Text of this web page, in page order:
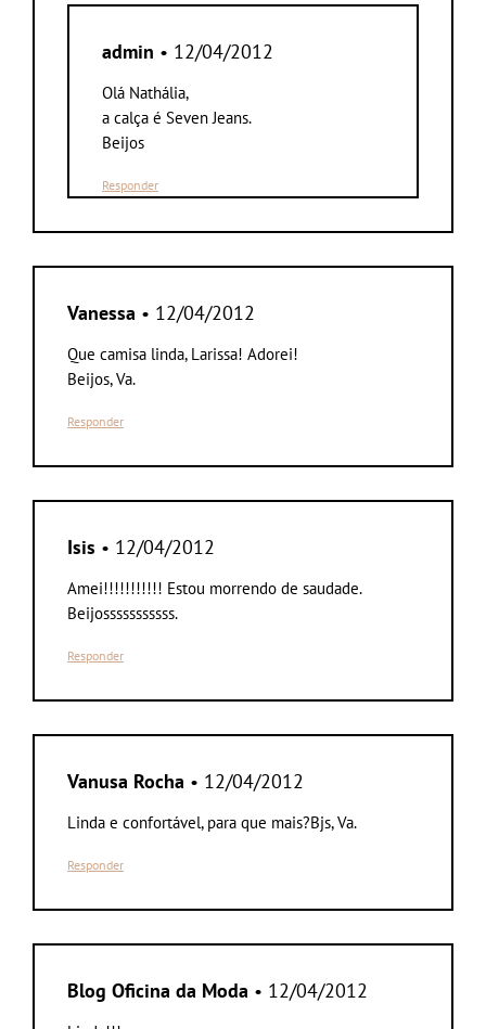
admin • 12/04/2012
Olá Nathália,
a calça é Seven Jeans.
Beijos
Responder
Vanessa • 12/04/2012
Que camisa linda, Larissa! Adorei!
Beijos, Va.
Responder
Isis • 12/04/2012
Amei!!!!!!!!!!! Estou morrendo de saudade.
Beijosssssssssss.
Responder
Vanusa Rocha • 12/04/2012
Linda e confortável, para que mais?Bjs, Va.
Responder
Blog Oficina da Moda • 12/04/2012